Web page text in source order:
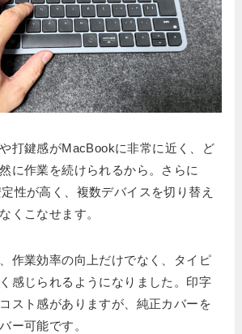
打鍵感がMacBookに非常に近く、ど
に作業を続けられるから。さらに
性が高く、複数デバイスを切り替え
くこなせます。
作業効率の向上だけでなく、タイピ
感じられるようになりました。印字
スト感がありますが、純正カバーを
ー可能です。